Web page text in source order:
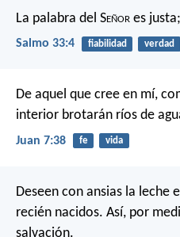
La palabra del Señor es justa;
Salmo 33:4 fiabilidad verdad
De aquel que cree en mí,
interior brotarán ríos de
Juan 7:38 fe vida
Deseen con ansias la leche
recién nacidos. Así, por
salvación.